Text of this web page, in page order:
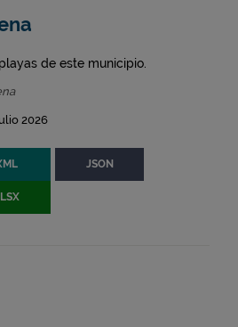
de este municipio.
2026
JSON